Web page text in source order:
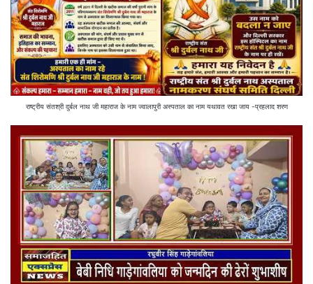
राष्ट्रीय संतश्री दुर्बल नाथ जी महाराज के नाम ज्वालापुरी अस्पताल का नाम यथावत रखा जाय -प्रहलाद शरण